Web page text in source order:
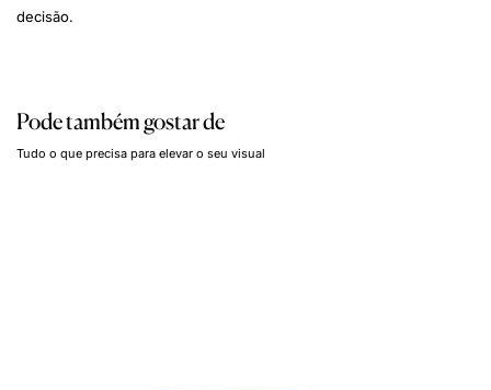
decisão.
Pode também gostar de
Tudo o que precisa para elevar o seu visual